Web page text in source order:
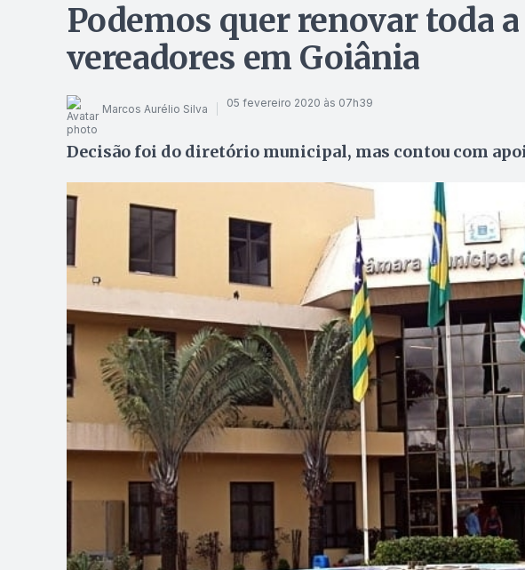
Podemos quer renovar toda
vereadores em Goiânia
Marcos Aurélio Silva 05 fevereiro 2020 às 07h39
Decisão foi do diretório municipal, mas contou com